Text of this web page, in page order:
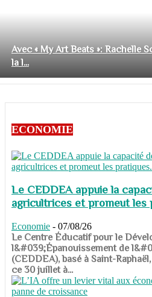
Avec « My Art Beats »: Rachelle
la l...
ECONOMIE
Le CEDDEA appuie la
agricultrices et promeut les
Economie - 07/08/26
​​​​​​​Le Centre Éducatif pour le
l&#039;Épanouissement de
(CEDDEA), basé à Saint-
ce 30 juillet à...